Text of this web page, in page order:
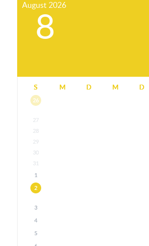
August 2026
8
S M D M D
26
27
28
29
30
31
1
2
3
4
5